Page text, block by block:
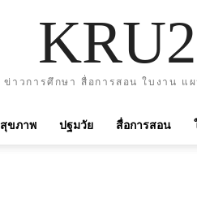
ข่าวการศึกษา สื่อการสอน ใบงาน แ
ขภาพ ปฐมวัย สื่อการสอน